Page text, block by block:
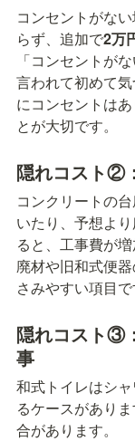
コンセントがな
らず、追加で2万
「コンセントが
言われて初めて
にコンセントは
とが大切です。
隠れコスト②
コンクリートの
いたり、予想よ
ると、工事費が
廃材や旧和式便
さみやすい項目で
隠れコスト③
事
和式トイレはシ
るケースがあり
合があります。